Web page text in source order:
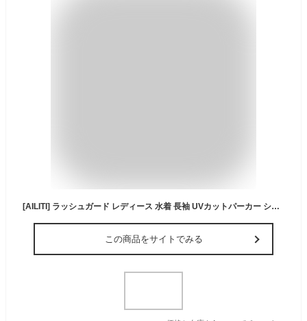
[AILITI] ラッシュガード レディース 水着 長袖 UVカットパーカー ショートパンツ 2点セット 水陸両用 ハーフジップ ポケット 水泳 速乾 軽量 紫外線対策 (ブラック)
この商品をサイトでみる